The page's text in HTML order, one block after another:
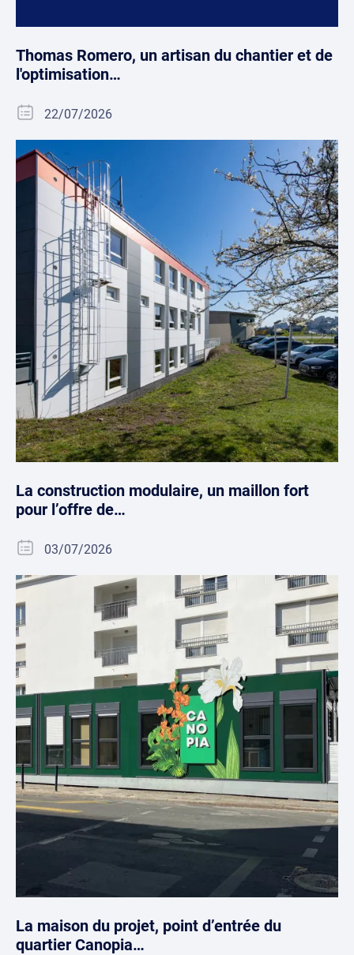
Thomas Romero, un artisan du chantier et de
l'optimisation…
22/07/2026
La construction modulaire, un maillon fort
pour l’offre de…
03/07/2026
La maison du projet, point d’entrée du
quartier Canopia…